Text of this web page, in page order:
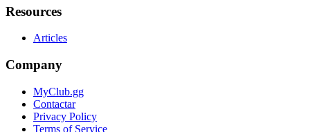
Resources
Articles
Company
MyClub.gg
Contactar
Privacy Policy
Terms of Service